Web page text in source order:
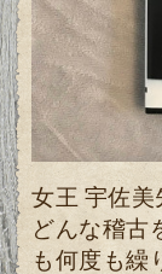
女王 宇佐
どんな稽古
も何度も繰